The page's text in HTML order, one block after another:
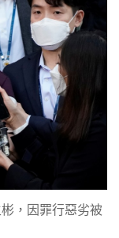
，因罪行惡劣被